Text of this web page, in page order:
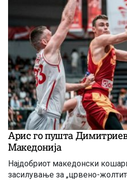
Арис го пушта
Македонија
Најдобриот македонски
засилување за „црвено-